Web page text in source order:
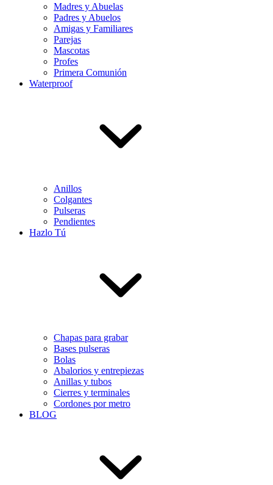
Madres y Abuelas
Padres y Abuelos
Amigas y Familiares
Parejas
Mascotas
Profes
Primera Comunión
Waterproof
Anillos
Colgantes
Pulseras
Pendientes
Hazlo Tú
Chapas para grabar
Bases pulseras
Bolas
Abalorios y entrepiezas
Anillas y tubos
Cierres y terminales
Cordones por metro
BLOG